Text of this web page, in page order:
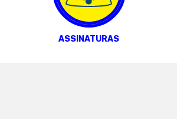
ASSINATURAS